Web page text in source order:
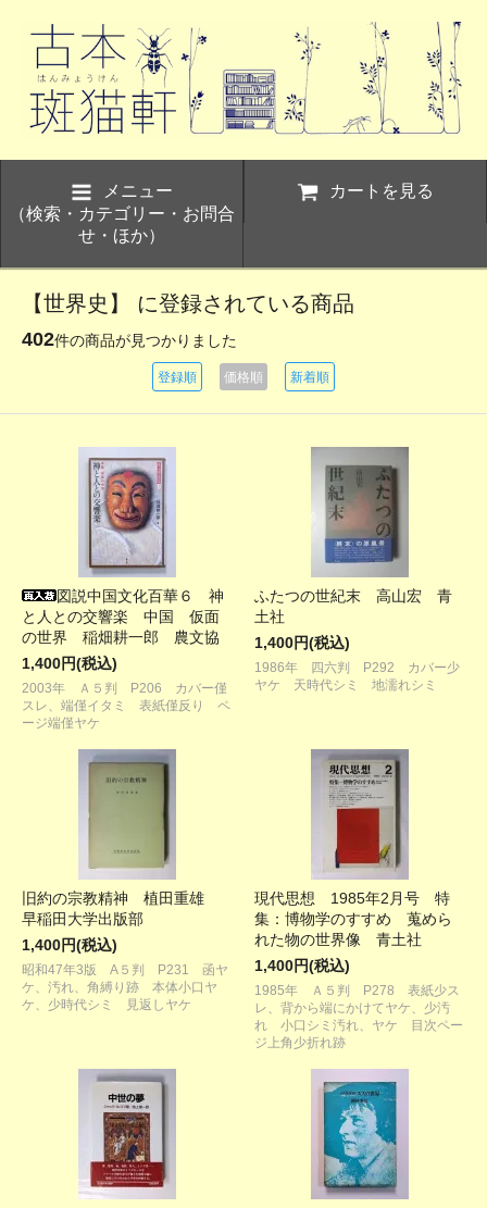
メニュー
（検索・カテゴリー・お問合
せ・ほか）
カートを見る
【世界史】 に登録されている商品
402件の商品が見つかりました
登録順 価格順 新着順
図説中国文化百華６ 神
と人との交響楽 中国 仮面
の世界 稲畑耕一郎 農文協
1,400円(税込)
2003年 Ａ５判 P206 カバー僅
スレ、端僅イタミ 表紙僅反り ペ
ージ端僅ヤケ
ふたつの世紀末 高山宏 青
土社
1,400円(税込)
1986年 四六判 P292 カバー少
ヤケ 天時代シミ 地濡れシミ
旧約の宗教精神 植田重雄
早稲田大学出版部
1,400円(税込)
昭和47年3版 A５判 P231 函ヤ
ケ、汚れ、角縛り跡 本体小口ヤ
ケ、少時代シミ 見返しヤケ
現代思想 1985年2月号 特
集：博物学のすすめ 蒐めら
れた物の世界像 青土社
1,400円(税込)
1985年 Ａ５判 P278 表紙少ス
レ、背から端にかけてヤケ、少汚
れ 小口シミ汚れ、ヤケ 目次ペー
ジ上角少折れ跡